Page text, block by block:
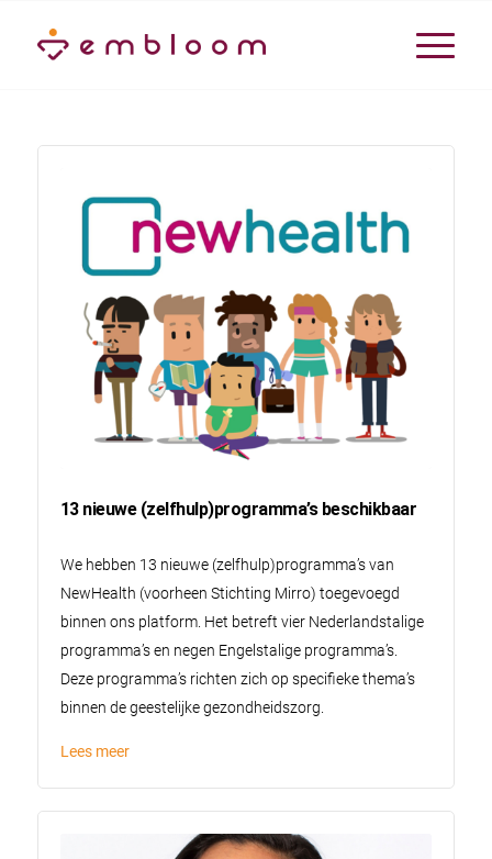
13 nieuwe (zelfhulp)programma’s beschikbaar
We hebben 13 nieuwe (zelfhulp)programma’s van
NewHealth (voorheen Stichting Mirro) toegevoegd
binnen ons platform. Het betreft vier Nederlandstalige
programma’s en negen Engelstalige programma’s.
Deze programma’s richten zich op specifieke thema’s
binnen de geestelijke gezondheidszorg.
Lees meer